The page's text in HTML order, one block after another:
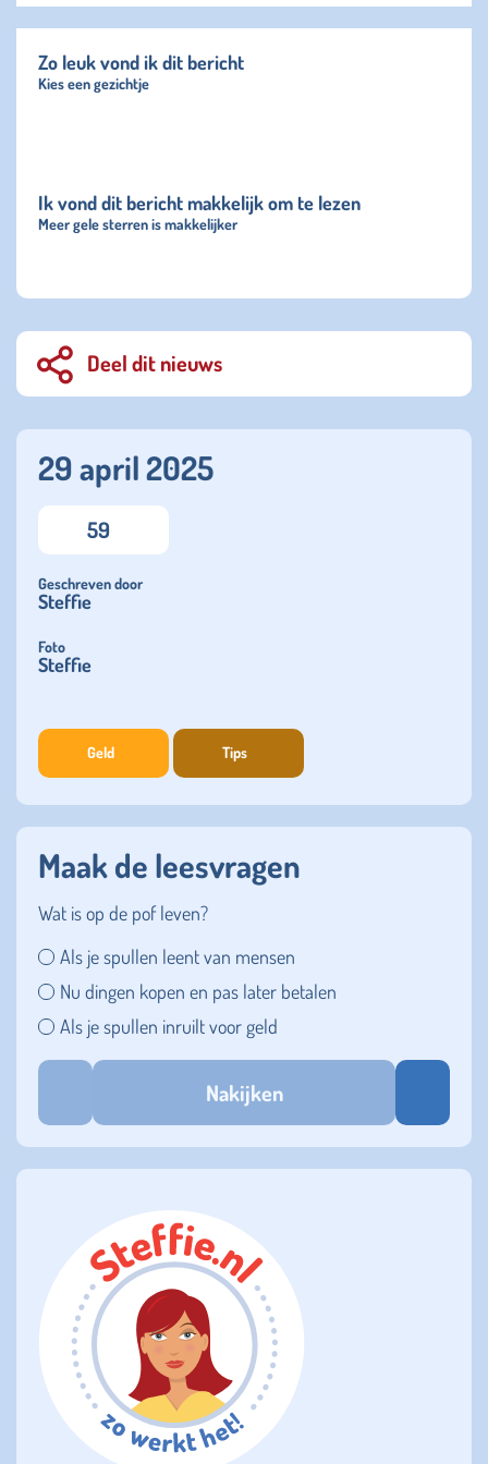
Zo leuk vond ik dit bericht
Kies een gezichtje
Ik vond dit bericht makkelijk om te lezen
Meer gele sterren is makkelijker
Deel dit nieuws
29 april 2025
59
Geschreven door
Steffie
Foto
Steffie
Geld Tips
Maak de leesvragen
Wat is op de pof leven?
Als je spullen leent van mensen
Nu dingen kopen en pas later betalen
Als je spullen inruilt voor geld
Nakijken